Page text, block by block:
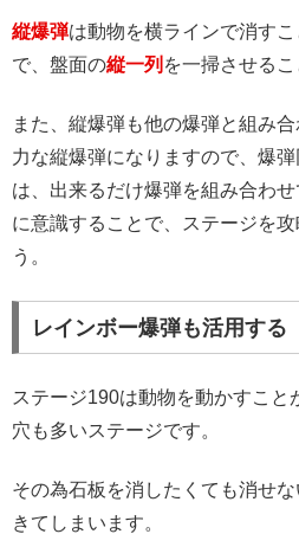
縦爆弾は動物を横ラインで消す
で、盤面の縦一列 を一掃させるこ
また、縦爆弾も他の爆弾と組み
力な縦爆弾になりますので、爆
は、出来るだけ爆弾を組み合わ
に意識することで、ステージを
う。
レインボー爆弾も活用する
ステージ190は動物を動かすこと
穴も多いステージです。
その為石板を消したくても消せ
きてしまいます。